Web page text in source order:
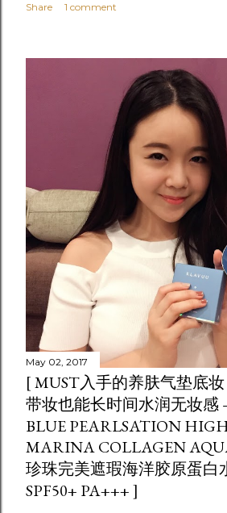
Share 1 comment
May 02, 2017
[ MUST入手的养肤气垫底妆
带妆也能长时间水润无妆
BLUE PEARLSATION
MARINA COLLAGEN
珍珠完美遮瑕海洋胶原蛋白
SPF50+ PA+++ ]